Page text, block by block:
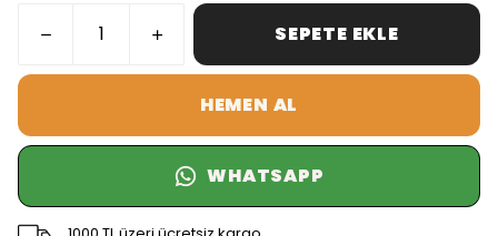
SEPETE EKLE
HEMEN AL
WHATSAPP